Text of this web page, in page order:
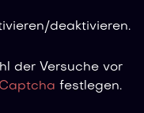
deaktivieren.
der Versuche vor
Captcha festlegen.